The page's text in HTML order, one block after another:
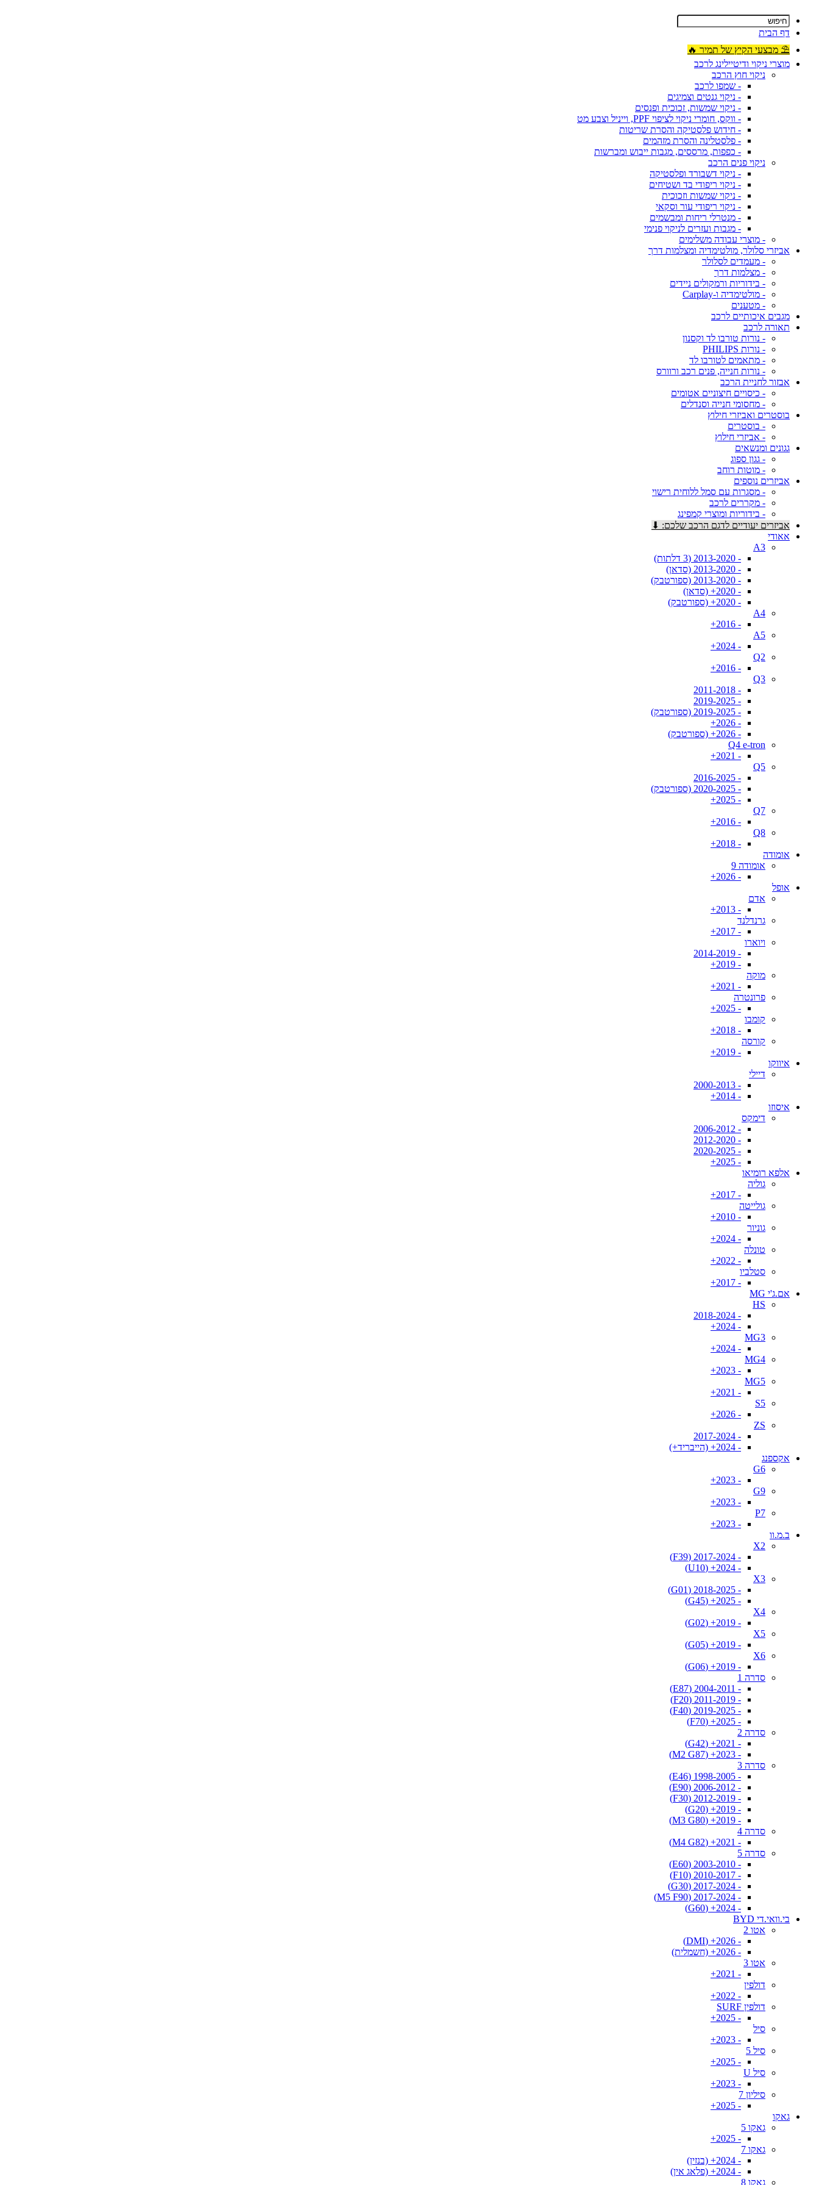
דף הבית
⛱ מבצעי הקיץ של תמיר 🔥
מוצרי ניקוי ודיטיילינג לרכב
ניקוי חוץ הרכב
- שמפו לרכב
- ניקוי גנטים וצמיגים
- ניקוי שמשות, זכוכית ופנסים
- ווקס, חומרי ניקוי לציפוי PPF, וייניל וצבע מט
- חידוש פלסטיקה והסרת שריטות
- פלסטלינה והסרת מזהמים
- כפפות, מרססים, מגבות ייבוש ומברשות
ניקוי פנים הרכב
- ניקוי דשבורד ופלסטיקה
- ניקוי ריפודי בד ושטיחים
- ניקוי שמשות וזכוכית
- ניקוי ריפודי עור וסקאי
- מנטרלי ריחות ומבשמים
- מגבות ועזרים לניקוי פנימי
- מוצרי עבודה משלימים
אביזרי סלולר, מולטימדיה ומצלמות דרך
- מעמדים לסלולר
- מצלמות דרך
- בידוריות ורמקולים ניידים
- מולטימדיה ו-Carplay
- מטענים
מגבים איכותיים לרכב
תאורה לרכב
- נורות טורבו לד וקסנון
- נורות PHILIPS
- מתאמים לטורבו לד
- נורות חנייה, פנים רכב ורוורס
אבזור לחניית הרכב
- כיסויים חיצוניים אטומים
- מחסומי חנייה וסנדלים
בוסטרים ואביזרי חילוץ
- בוסטרים
- אביזרי חילוץ
גגונים ומנשאים
- גגון ספוג
- מוטות רוחב
אביזרים נוספים
- מסגרות עם סמל ללוחית רישוי
- מקררים לרכב
- בידוריות ומוצרי קמפינג
אביזרים יעודיים לדגם הרכב שלכם: ⬇
אאודי
A3
- 2013-2020 (3 דלתות)
- 2013-2020 (סדאן)
- 2013-2020 (ספורטבק)
- 2020+ (סדאן)
- 2020+ (ספורטבק)
A4
- 2016+
A5
- 2024+
Q2
- 2016+
Q3
- 2011-2018
- 2019-2025
- 2019-2025 (ספורטבק)
- 2026+
- 2026+ (ספורטבק)
Q4 e-tron
- 2021+
Q5
- 2016-2025
- 2020-2025 (ספורטבק)
- 2025+
Q7
- 2016+
Q8
- 2018+
אומודה
אומודה 9
- 2026+
אופל
אדם
- 2013+
גרנדלנד
- 2017+
ויוארו
- 2014-2019
- 2019+
מוקה
- 2021+
פרונטרה
- 2025+
קומבו
- 2018+
קורסה
- 2019+
איווקו
דיילי
- 2000-2013
- 2014+
איסוזו
דימקס
- 2006-2012
- 2012-2020
- 2020-2025
- 2025+
אלפא רומיאו
גוליה
- 2017+
גולייטה
- 2010+
גוניור
- 2024+
טונלה
- 2022+
סטלביו
- 2017+
אם.ג'י MG
HS
- 2018-2024
- 2024+
MG3
- 2024+
MG4
- 2023+
MG5
- 2021+
S5
- 2026+
ZS
- 2017-2024
- 2024+ (הייבריד+)
אקספנג
G6
- 2023+
G9
- 2023+
P7
- 2023+
ב.מ.וו
X2
- 2017-2024 (F39)
- 2024+ (U10)
X3
- 2018-2025 (G01)
- 2025+ (G45)
X4
- 2019+ (G02)
X5
- 2019+ (G05)
X6
- 2019+ (G06)
סדרה 1
- 2004-2011 (E87)
- 2011-2019 (F20)
- 2019-2025 (F40)
- 2025+ (F70)
סדרה 2
- 2021+ (G42)
- 2023+ (M2 G87)
סדרה 3
- 1998-2005 (E46)
- 2006-2012 (E90)
- 2012-2019 (F30)
- 2019+ (G20)
- 2019+ (M3 G80)
סדרה 4
- 2021+ (M4 G82)
סדרה 5
- 2003-2010 (E60)
- 2010-2017 (F10)
- 2017-2024 (G30)
- 2017-2024 (M5 F90)
- 2024+ (G60)
בי.וואי.די BYD
אטו 2
- 2026+ (DMI)
- 2026+ (חשמלית)
אטו 3
- 2021+
דולפין
- 2022+
דולפין SURF
- 2025+
סיל
- 2023+
סיל 5
- 2025+
סיל U
- 2023+
סיליון 7
- 2025+
גאקו
גאקו 5
- 2025+
גאקו 7
- 2024+ (בנזין)
- 2024+ (פלאג אין)
גאקו 8